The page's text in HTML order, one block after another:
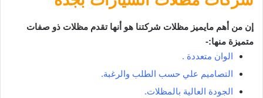
إن من أهم مايميز مظلات شركتنا هو أنها تقدم مظلات ذو صفات
متميزة منها:-
الوان متعددة .
التصاميم علي حسب الطلب والرغبة.
الجودة العالية بالمظلات.